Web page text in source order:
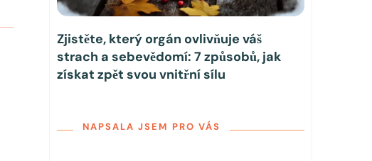
Zjistěte, který orgán ovlivňuje váš
strach a sebevědomí: 7 způsobů, jak
získat zpět svou vnitřní sílu
NAPSALA JSEM PRO VÁS